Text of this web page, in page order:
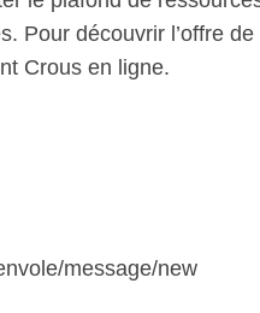
Pour découvrir l’offre
Crous en ligne.
message/new